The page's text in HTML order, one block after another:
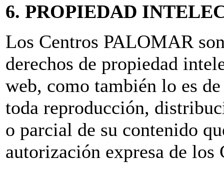
6. PROPIEDAD
Los Centros PALOMAR
derechos de propiedad
web, como también lo es
toda reproducción,
o parcial de su contenido
autorización expresa de